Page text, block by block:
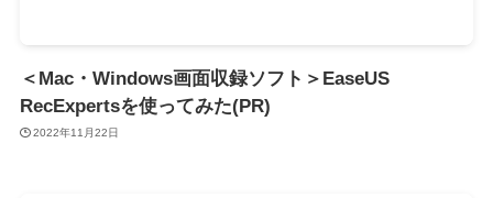
＜Mac・Windows画面収録ソフト＞EaseUS
RecExpertsを使ってみた(PR)
2022年11月22日